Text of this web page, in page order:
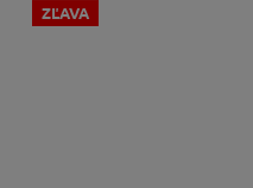
ZĽAVA